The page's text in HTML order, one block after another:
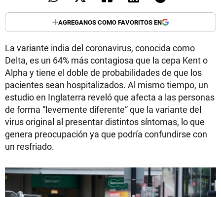
AGREGANOS COMO FAVORITOS EN
La variante india del coronavirus, conocida como
Delta, es un 64% más contagiosa que la cepa Kent o
Alpha y tiene el doble de probabilidades de que los
pacientes sean hospitalizados. Al mismo tiempo, un
estudio en Inglaterra reveló que afecta a las personas
de forma “levemente diferente” que la variante del
virus original al presentar distintos síntomas, lo que
genera preocupación ya que podría confundirse con
un resfriado.